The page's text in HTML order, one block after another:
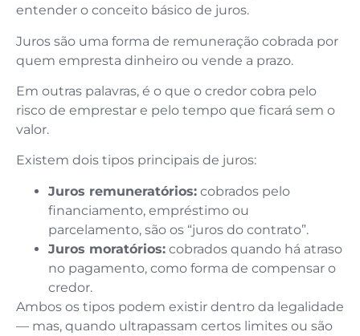
entender o conceito básico de juros.
Juros são uma forma de remuneração cobrada por
quem empresta dinheiro ou vende a prazo.
Em outras palavras, é o que o credor cobra pelo
risco de emprestar e pelo tempo que ficará sem o
valor.
Existem dois tipos principais de juros:
Juros remuneratórios: cobrados pelo
financiamento, empréstimo ou
parcelamento, são os “juros do contrato”.
Juros moratórios: cobrados quando há atraso
no pagamento, como forma de compensar o
credor.
Ambos os tipos podem existir dentro da legalidade
— mas, quando ultrapassam certos limites ou são